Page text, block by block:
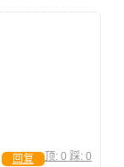
顶: 0 踩: 0
回复